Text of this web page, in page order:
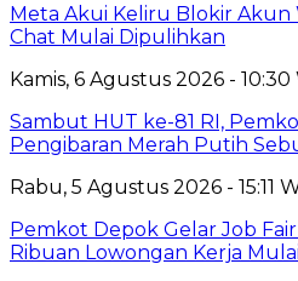
Meta Akui Keliru Blokir Akun
Chat Mulai Dipulihkan
Kamis, 6 Agustus 2026 - 10:30
Sambut HUT ke-81 RI,
Pengibaran Merah Putih
Rabu, 5 Agustus 2026 - 15:11
Pemkot Depok Gelar Job
Ribuan Lowongan Kerja